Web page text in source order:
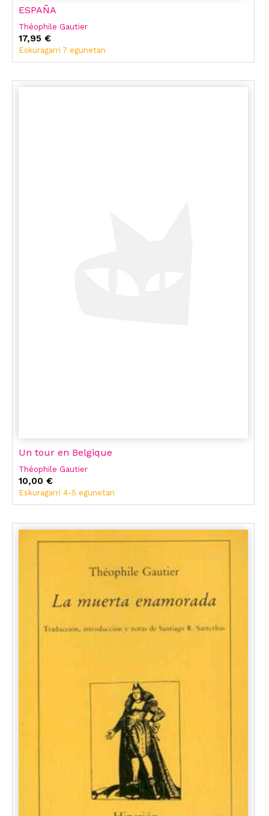
ESPAÑA
Théophile Gautier
17,95 €
Eskuragarri 7 egunetan
Un tour en Belgique
Théophile Gautier
10,00 €
Eskuragarri 4-5 egunetan